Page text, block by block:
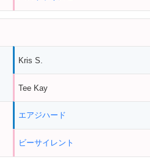
Kris S.
Tee Kay
エアジハード
ビーサイレント